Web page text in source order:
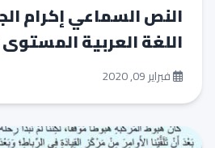
النص السماعي إكرام
اللغة العربية المستوى
فبراير 09, 2020